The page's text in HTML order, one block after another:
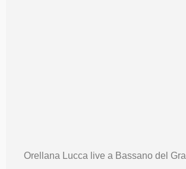
Orellana Lucca live a Bassano del